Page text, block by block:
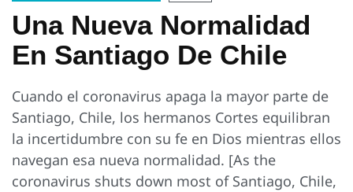
Una Nueva Normalidad
En Santiago De Chile
Cuando el coronavirus apaga la mayor parte de
Santiago, Chile, los hermanos Cortes equilibran
la incertidumbre con su fe en Dios mientras ellos
navegan esa nueva normalidad. [As the
coronavirus shuts down most of Santiago, Chile,